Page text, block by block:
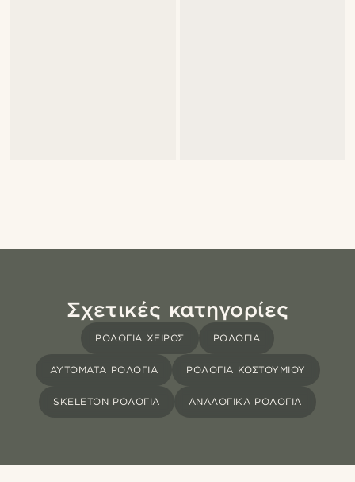
Σχετικές κατηγορίες
ΡΟΛΌΓΙΑ ΧΕΙΡΌΣ ΡΟΛΌΓΙΑ
ΑΥΤΌΜΑΤΑ ΡΟΛΌΓΙΑ ΡΟΛΌΓΙΑ ΚΟΣΤΟΥΜΙΟΎ
SKELETON ΡΟΛΌΓΙΑ ΑΝΑΛΟΓΙΚΆ ΡΟΛΌΓΙΑ